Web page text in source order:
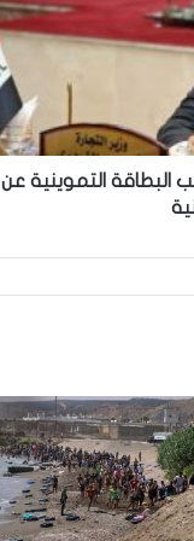
البطاقة التموينية عن